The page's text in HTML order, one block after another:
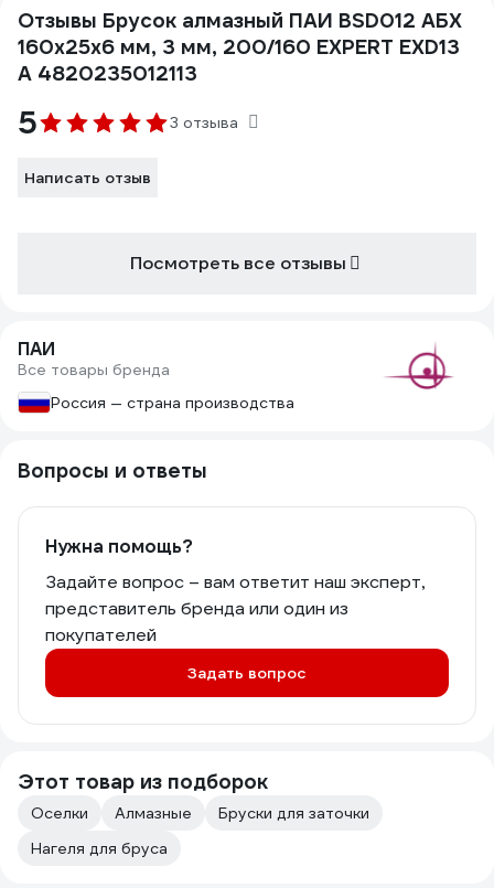
Отзывы Брусок алмазный ПАИ BSD012 АБХ
160х25х6 мм, 3 мм, 200/160 EXPERT EXD13
А 4820235012113
5 3 отзыва
Написать отзыв
Посмотреть все отзывы
ПАИ
Все товары бренда
Россия — страна производства
Вопросы и ответы
Нужна помощь?
Задайте вопрос – вам ответит наш эксперт,
представитель бренда или один из
покупателей
Задать вопрос
Этот товар из подборок
Оселки Алмазные
Бруски для заточки
Нагеля для бруса